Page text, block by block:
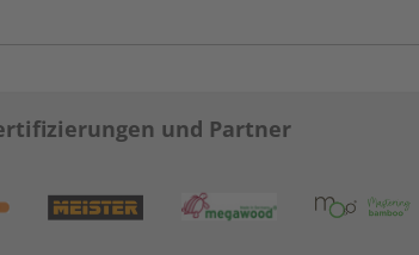
und Partner